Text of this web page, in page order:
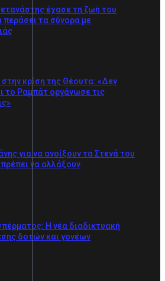
έχασε τη ζωή του
τα σύνορα με
κρίση της Θέουτα: «Δεν
το Ραμπάτ οργάνωσε τις
για να ανοίξουν τα Στενά του
να αλλάξουν
Η νέα διαδικτυακή
δοτών και γονέων